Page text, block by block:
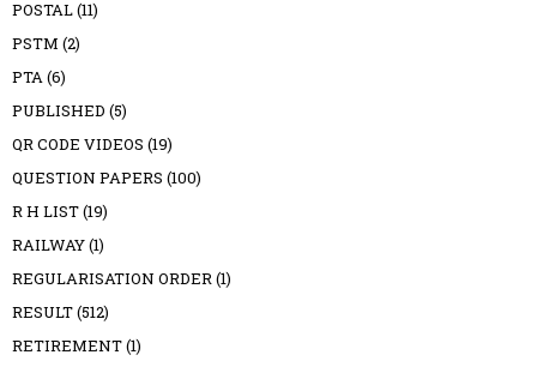
POSTAL(11)
PSTM (2)
PTA(6)
PUBLISHED (5)
QR CODE VIDEOS (19)
QUESTION PAPERS (100)
R H LIST(19)
RAILWAY(1)
REGULARISATION ORDER(1)
RESULT(512)
RETIREMENT(1)